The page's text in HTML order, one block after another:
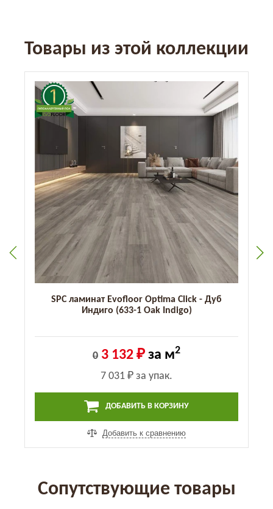
Товары из этой коллекции
SPC ламинат Evofloor Optima Click - Дуб
Индиго (633-1 Оak Indigo)
0 3 132 ₽ за м2
7 031 ₽ за упак.
ДОБАВИТЬ В КОРЗИНУ
Добавить к сравнению
Сопутствующие товары